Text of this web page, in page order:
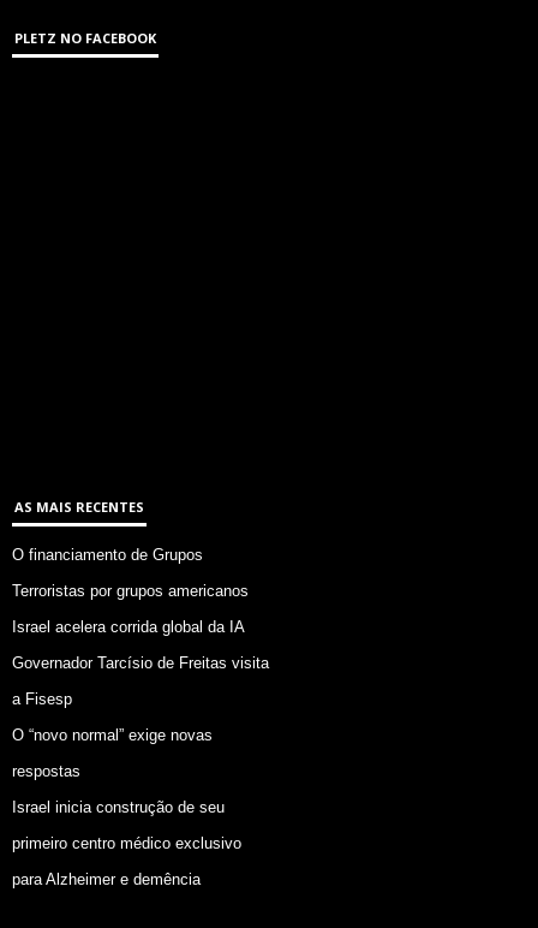
PLETZ NO FACEBOOK
AS MAIS RECENTES
O financiamento de Grupos
Terroristas por grupos americanos
Israel acelera corrida global da IA
Governador Tarcísio de Freitas visita
a Fisesp
O “novo normal” exige novas
respostas
Israel inicia construção de seu
primeiro centro médico exclusivo
para Alzheimer e demência